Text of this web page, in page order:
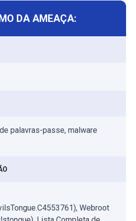
DA AMEAÇA:
palavras-passe, malware
Webroot